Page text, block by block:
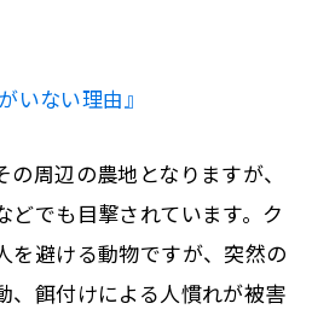
いない理由』
周辺の農地となりますが、
どでも目撃されています。ク
を避ける動物ですが、突然の
、餌付けによる人慣れが被害